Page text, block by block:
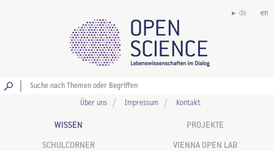
de en
Über uns Impressum Kontakt
WISSEN PROJEKTE
SCHULCORNER VIENNA OPEN LAB